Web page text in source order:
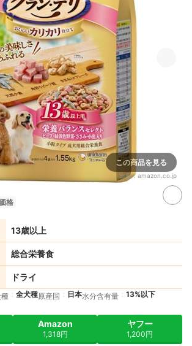
この商品を見る
出典：amazon.co.jp
格
13歳以上
総合栄養食
ドライ
全犬種原産国 日本水分含有量
13%以下
Amazon
1,318円
ヤフー
1,200円